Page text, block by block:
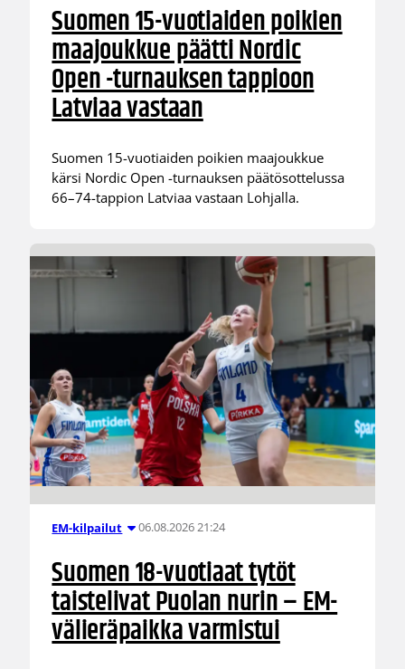
Suomen 15-vuotiaiden poikien
maajoukkue päätti Nordic
Open -turnauksen tappioon
Latviaa vastaan
Suomen 15-vuotiaiden poikien maajoukkue
kärsi Nordic Open -turnauksen päätösottelussa
66–74-tappion Latviaa vastaan Lohjalla.
EM-kilpailut 06.08.2026 21:24
Suomen 18-vuotiaat tytöt
taistelivat Puolan nurin – EM-
välieräpaikka varmistui